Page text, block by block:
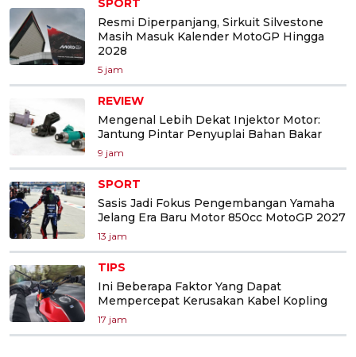
SPORT
Resmi Diperpanjang, Sirkuit Silvestone
Masih Masuk Kalender MotoGP Hingga
2028
5 jam
REVIEW
Mengenal Lebih Dekat Injektor Motor:
Jantung Pintar Penyuplai Bahan Bakar
9 jam
SPORT
Sasis Jadi Fokus Pengembangan Yamaha
Jelang Era Baru Motor 850cc MotoGP 2027
13 jam
TIPS
Ini Beberapa Faktor Yang Dapat
Mempercepat Kerusakan Kabel Kopling
17 jam